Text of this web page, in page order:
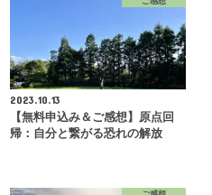
2023.10.13
【無料申込み＆ご感想】原点回
帰：自分と繋がる恐れの解放